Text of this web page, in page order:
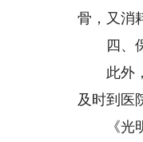
骨，又消
四、保
此外，
及时到医
《光明